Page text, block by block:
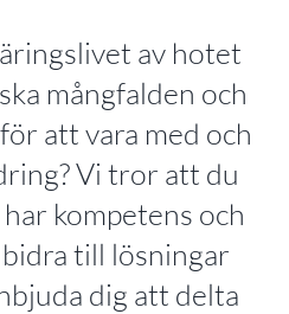
av hotet
mångfalden och
att vara med och
Vi tror att du
kompetens och
till lösningar
dig att delta